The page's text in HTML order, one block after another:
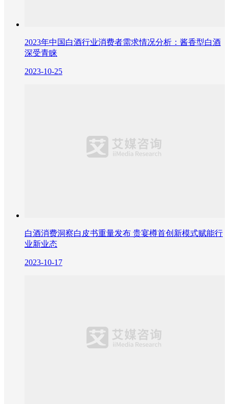
2023年中国白酒行业消费者需求情况分析：酱香型白酒
深受青睐
2023-10-25
白酒消费洞察白皮书重量发布 贵宴樽首创新模式赋能行
业新业态
2023-10-17